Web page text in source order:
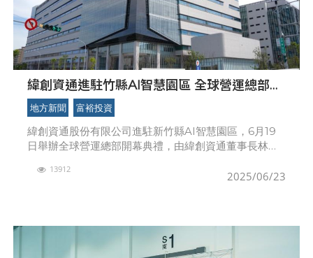
緯創資通進駐竹縣AI智慧園區 全球營運總部熱
鬧開幕
地方新聞 富裕投資
緯創資通股份有限公司進駐新竹縣AI智慧園區，6月19
日舉辦全球營運總部開幕典禮，由緯創資通董事長林憲
見證，輝達執行長黃仁勳特別錄影祝賀。陳見賢表示，
2025/06/23
13912